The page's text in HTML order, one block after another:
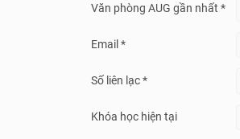
Văn phòng AUG gần nhất *
Email *
Số liên lạc *
Khóa học hiện tại